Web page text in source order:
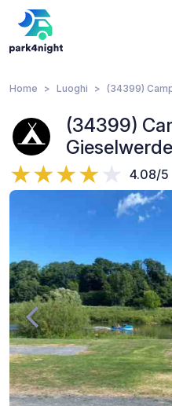
Home Luoghi (34399)
(34399)
4.08/5